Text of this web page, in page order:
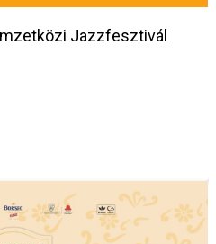
Jazzfesztivál